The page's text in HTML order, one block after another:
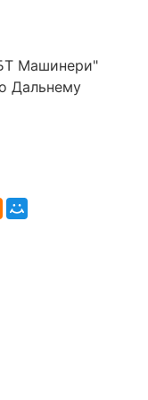
Машинери"
Дальнему